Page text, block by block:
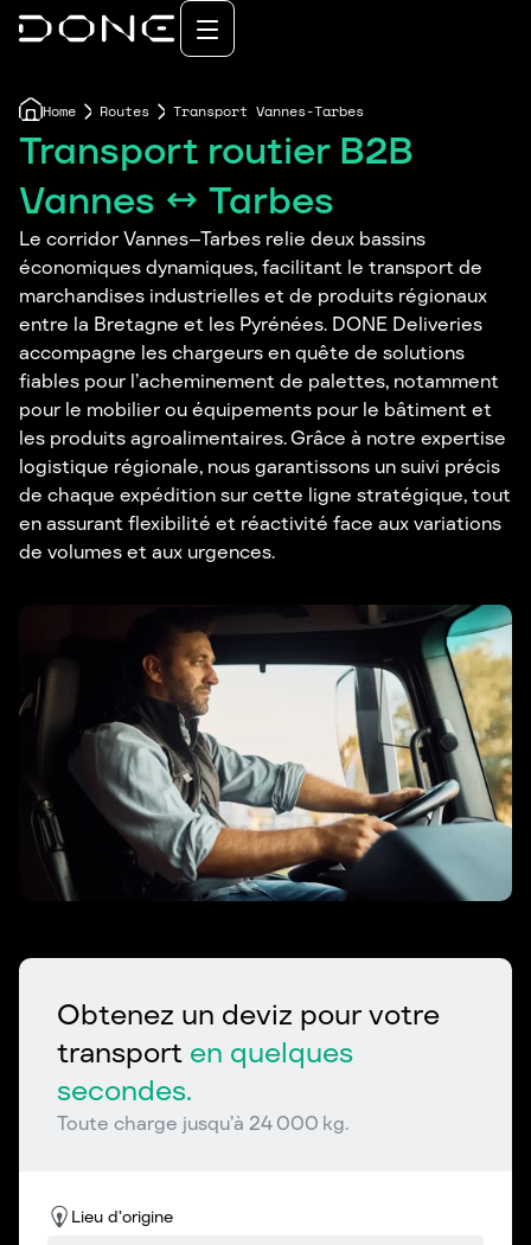
Home Routes Transport Vannes-Tarbes
Transport routier B2B
Vannes ↔ Tarbes
Le corridor Vannes–Tarbes relie deux bassins
économiques dynamiques, facilitant le transport de
marchandises industrielles et de produits régionaux
entre la Bretagne et les Pyrénées. DONE Deliveries
accompagne les chargeurs en quête de solutions
fiables pour l’acheminement de palettes, notamment
pour le mobilier ou équipements pour le bâtiment et
les produits agroalimentaires. Grâce à notre expertise
logistique régionale, nous garantissons un suivi précis
de chaque expédition sur cette ligne stratégique, tout
en assurant flexibilité et réactivité face aux variations
de volumes et aux urgences.
Obtenez un deviz pour votre
transport en quelques
secondes.
Toute charge jusqu’à 24 000 kg.
Lieu d’origine